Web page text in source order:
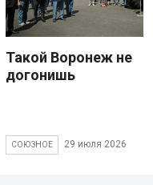
Такой Воронеж не
догонишь
СОЮЗНОЕ 29 июля 2026